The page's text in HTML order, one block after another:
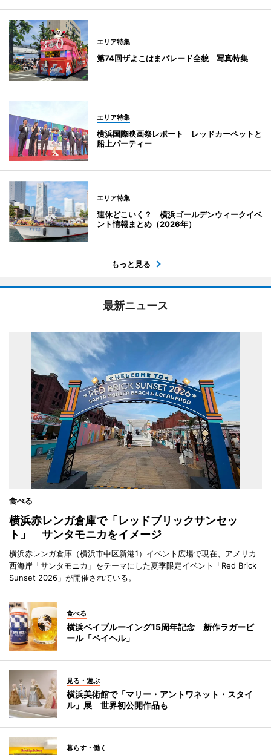
エリア特集
第74回ザよこはまパレード全貌 写真特集
エリア特集
横浜国際映画祭レポート レッドカーペットと
船上パーティー
エリア特集
連休どこいく？ 横浜ゴールデンウィークイベ
ント情報まとめ（2026年）
もっと見る
最新ニュース
食べる
横浜赤レンガ倉庫で「レッドブリックサンセッ
ト」 サンタモニカをイメージ
横浜赤レンガ倉庫（横浜市中区新港1）イベント広場で現在、アメリカ
西海岸「サンタモニカ」をテーマにした夏季限定イベント「Red Brick
Sunset 2026」が開催されている。
食べる
横浜ベイブルーイング15周年記念 新作ラガービ
ール「ベイヘル」
見る・遊ぶ
横浜美術館で「マリー・アントワネット・スタイ
ル」展 世界初公開作品も
暮らす・働く